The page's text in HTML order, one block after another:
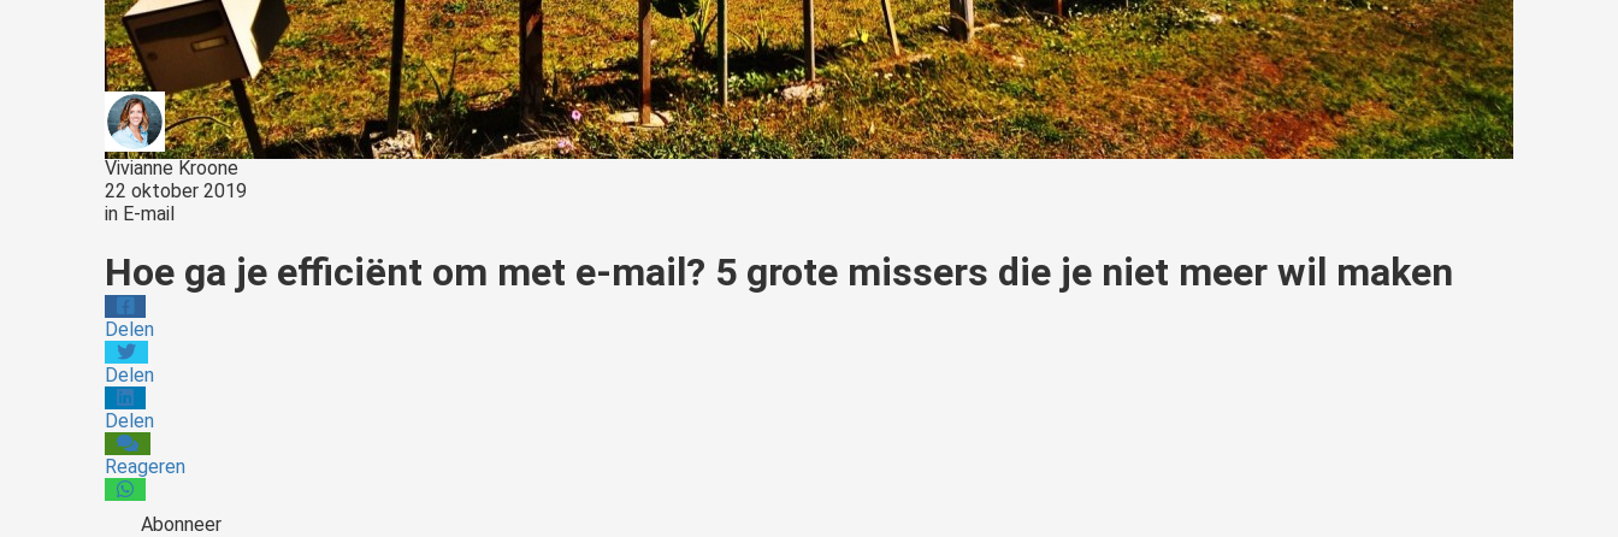
Vivianne Kroone
22 oktober 2019
in E-mail
Hoe ga je efficiënt om met e-mail? 5 grote missers die je niet meer wil maken
Delen
Delen
Delen
Reageren
Abonneer